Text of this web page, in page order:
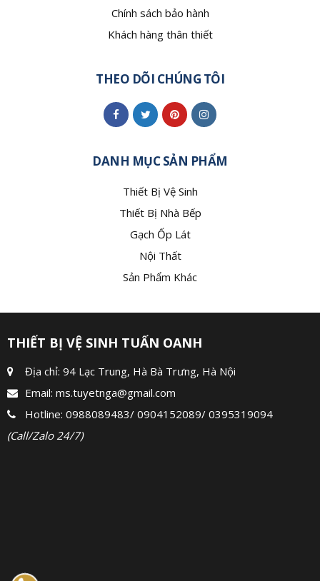
Chính sách bảo hành
Khách hàng thân thiết
THEO DÕI CHÚNG TÔI
DANH MỤC SẢN PHẨM
Thiết Bị Vệ Sinh
Thiết Bị Nhà Bếp
Gạch Ốp Lát
Nội Thất
Sản Phẩm Khác
THIẾT BỊ VỆ SINH TUẤN OANH
Địa chỉ: 94 Lạc Trung, Hà Bà Trưng, Hà Nội
Email: ms.tuyetnga@gmail.com
Hotline: 0988089483/ 0904152089/ 0395319094
(Call/Zalo 24/7)